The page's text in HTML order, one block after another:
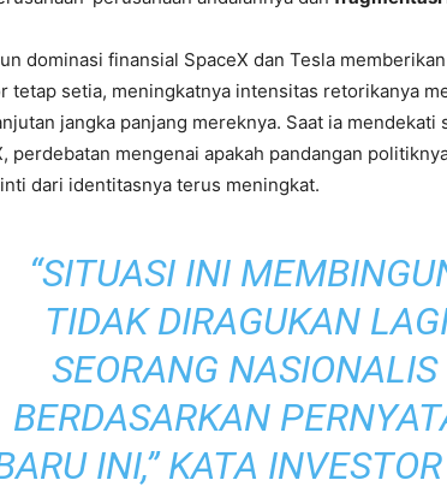
dominasi finansial SpaceX dan Tesla
tetap setia, meningkatnya intensitas retorikanya
jangka panjang mereknya. Saat ia
perdebatan mengenai apakah pandangan
dari identitasnya terus meningkat.
“SITUASI INI
TIDAK DIRAGUKAN
SEORANG
BERDASARKAN
INI,” KATA